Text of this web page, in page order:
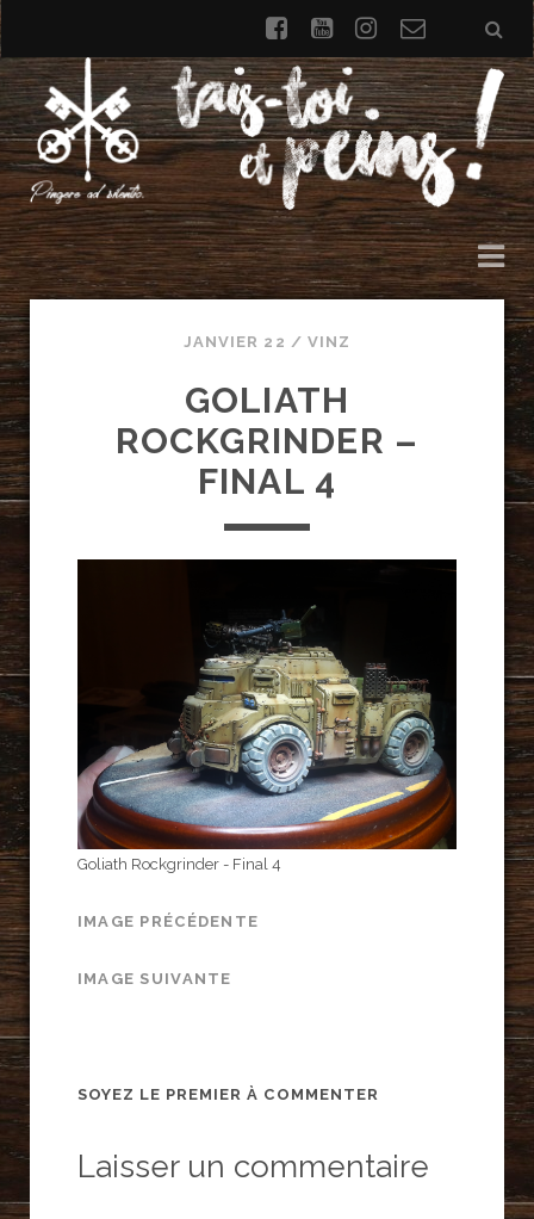
facebookyoutubeinstagram
de
contact
JANVIER 22 / VINZ
GOLIATH
ROCKGRINDER –
FINAL 4
Goliath Rockgrinder - Final 4
IMAGE PRÉCÉDENTE
IMAGE SUIVANTE
SOYEZ LE PREMIER À COMMENTER
Laisser un commentaire